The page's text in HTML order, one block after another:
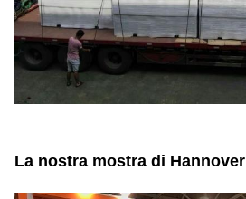
La nostra mostra di Hannover